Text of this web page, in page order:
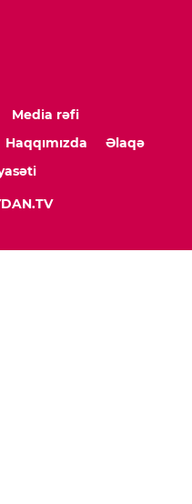
Media rəfi
Haqqımızda
Əlaqə